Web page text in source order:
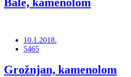
10.1.2018.
5465
Grožnjan, kamenolom